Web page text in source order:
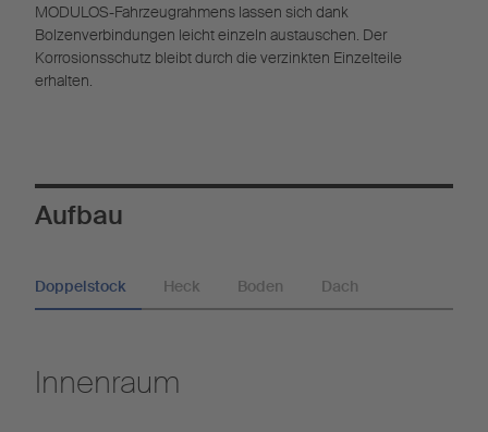
MODULOS-Fahrzeugrahmens lassen sich dank
Bolzenverbindungen leicht einzeln austauschen. Der
Korrosionsschutz bleibt durch die verzinkten Einzelteile
erhalten.
Aufbau
Doppelstock Heck Boden Dach
Innenraum